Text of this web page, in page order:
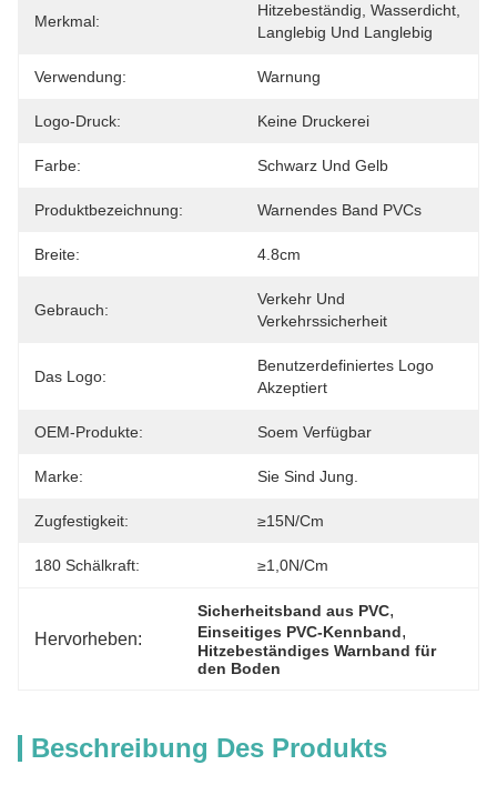
Merkmal:
Hitzebeständig, Wasserdicht,
Langlebig Und Langlebig
Verwendung: Warnung
Logo-Druck: Keine Druckerei
Farbe: Schwarz Und Gelb
Produktbezeichnung: Warnendes Band PVCs
Breite: 4.8cm
Gebrauch:
Verkehr Und
Verkehrssicherheit
Das Logo:
Benutzerdefiniertes Logo
Akzeptiert
OEM-Produkte: Soem Verfügbar
Marke: Sie Sind Jung.
Zugfestigkeit: ≥15N/cm
180 Schälkraft: ≥1,0N/cm
Hervorheben:
Sicherheitsband aus PVC,
Einseitiges PVC-Kennband,
Hitzebeständiges Warnband für
den Boden
Beschreibung Des Produkts